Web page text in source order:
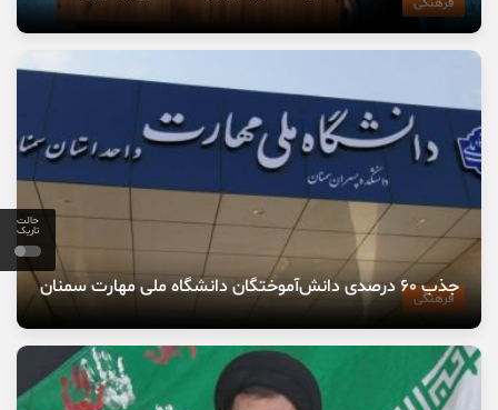
حالت
تاریک
فرهنگی
جذب ۶۰ درصدی دانش‌آموختگان دانشگاه ملی مهارت سمنان